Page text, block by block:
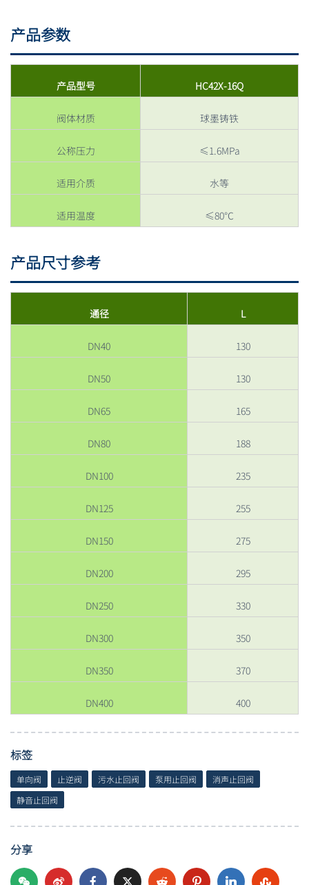
产品参数
产品型号 HC42X-16Q
阀体材质 球墨铸铁
公称压力 ≤1.6MPa
适用介质 水等
适用温度 ≤80℃
产品尺寸参考
通径 L
DN40 130
DN50 130
DN65 165
DN80 188
DN100 235
DN125 255
DN150 275
DN200 295
DN250 330
DN300 350
DN350 370
DN400 400
标签
单向阀 止逆阀 污水止回阀 泵用止回阀
消声止回阀
静音止回阀
分享